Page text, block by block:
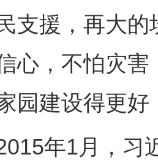
支援，再大
心，不怕灾
园建设得更好
1月，习近